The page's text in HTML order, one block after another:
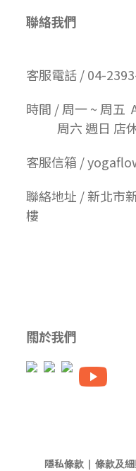
聯絡我們
客服電話 / 04-
時間 / 周一 ~ 周五
周六 週日 店
客服信箱 /
聯絡地址 / 新北市
樓
關於我們
隱私條款 | 條款及